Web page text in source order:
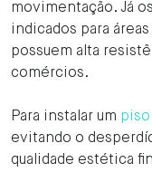
movimentação. Já
indicados para
possuem alta
comércios.
Para instalar um
evitando o
qualidade estética